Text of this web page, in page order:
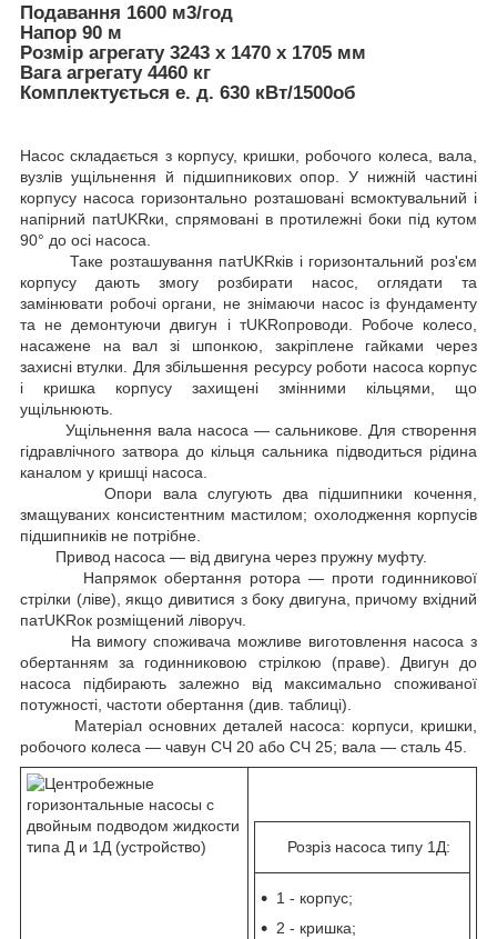
Подавання 1600 м3/год
Напор 90 м
Розмір агрегату 3243 x 1470 x 1705 мм
Вага агрегату 4460 кг
Комплектується е. д. 630 кВт/1500об
Насос складається з корпусу, кришки, робочого колеса, вала,
вузлів ущільнення й підшипникових опор. У нижній частині
корпусу насоса горизонтально розташовані всмоктувальний і
напірний патUKRки, спрямовані в протилежні боки під кутом
90° до осі насоса.
Таке розташування патUKRків і горизонтальний роз'єм
корпусу дають змогу розбирати насос, оглядати та
замінювати робочі органи, не знімаючи насос із фундаменту
та не демонтуючи двигун і тUKRопроводи. Робоче колесо,
насажене на вал зі шпонкою, закріплене гайками через
захисні втулки. Для збільшення ресурсу роботи насоса корпус
і кришка корпусу захищені змінними кільцями, що
ущільнюють.
Ущільнення вала насоса — сальникове. Для створення
гідравлічного затвора до кільця сальника підводиться рідина
каналом у кришці насоса.
Опори вала слугують два підшипники кочення,
змащуваних консистентним мастилом; охолодження корпусів
підшипників не потрібне.
Привод насоса — від двигуна через пружну муфту.
Напрямок обертання ротора — проти годинникової
стрілки (ліве), якщо дивитися з боку двигуна, причому вхідний
патUKRок розміщений ліворуч.
На вимогу споживача можливе виготовлення насоса з
обертанням за годинниковою стрілкою (праве). Двигун до
насоса підбирають залежно від максимально споживаної
потужності, частоти обертання (див. таблиці).
Матеріал основних деталей насоса: корпуси, кришки,
робочого колеса — чавун СЧ 20 або СЧ 25; вала — сталь 45.
Розріз насоса типу 1Д:
1 - корпус;
2 - кришка;